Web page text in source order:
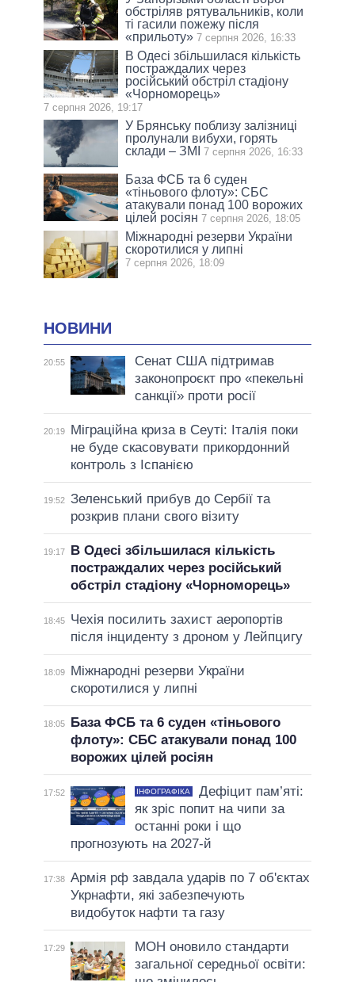
обстріляв рятувальників, коли
ті гасили пожежу після
«прильоту» 7 серпня 2026, 16:33
В Одесі збільшилася кількість
постраждалих через
російський обстріл стадіону
«Чорноморець»
7 серпня 2026, 19:17
У Брянську поблизу залізниці
пролунали вибухи, горять
склади – ЗМІ
7 серпня 2026, 16:33
База ФСБ та 6 суден
«тіньового флоту»: СБС
атакували понад 100 ворожих
цілей росіян 7 серпня 2026, 18:05
Міжнародні резерви України
скоротилися у липні
7 серпня 2026, 18:09
НОВИНИ
20:55
Сенат США підтримав
законопроєкт про «пекельні
санкції» проти росії
20:19
Міграційна криза в Сеуті: Італія поки
не буде скасовувати прикордонний
контроль з Іспанією
19:52 Зеленський прибув до Сербії та
розкрив плани свого візиту
19:17
В Одесі збільшилася кількість
постраждалих через російський
обстріл стадіону «Чорноморець»
18:45
Чехія посилить захист аеропортів
після інциденту з дроном у Лейпцигу
18:09
Міжнародні резерви України
скоротилися у липні
18:05
База ФСБ та 6 суден «тіньового
флоту»: СБС атакували понад 100
ворожих цілей росіян
17:52 ІНФОГРАФІКА
Дефіцит пам’яті:
як зріс попит на чипи за
останні роки і що
прогнозують на 2027-й
17:38 Армія рф завдала ударів по 7 об'єктах
Укрнафти, які забезпечують
видобуток нафти та газу
17:29
МОН оновило стандарти
загальної середньої освіти: